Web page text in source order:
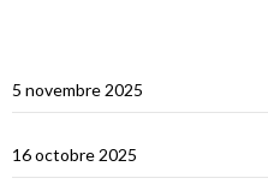
5 novembre 2025
16 octobre 2025